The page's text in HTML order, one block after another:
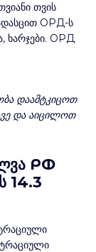
თვის
ОРД-ს
ხარჯები. ОРД
დაამტკიცოთ
და აიცილოთ
РФ
14.3